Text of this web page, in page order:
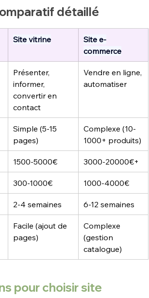
détaillé
Site vitrine
Site e-
commerce
Présenter,
informer,
convertir en
contact
Vendre en ligne,
automatiser
Simple (5-15
pages)
Complexe (10-
1000+ produits)
1500-5000€ 3000-20000€+
300-1000€ 1000-4000€
2-4 semaines 6-12 semaines
Facile (ajout de
pages)
Complexe
(gestion
catalogue)
pour choisir site